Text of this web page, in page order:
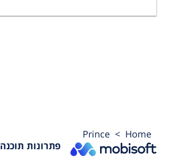
Home
>
Prince
פתרונות תוכנה